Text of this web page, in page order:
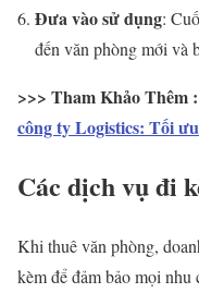
Đưa vào sử dụng:
đến văn phòng mới và
>>> Tham Khảo Thêm :
công ty Logistics: Tối
Các dịch vụ đi
Khi thuê văn phòng,
kèm để đảm bảo mọi